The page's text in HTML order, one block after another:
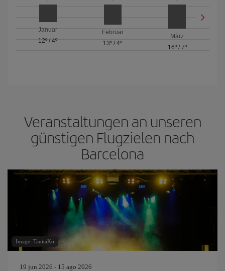
Januar
12º/4º
Februar
13º / 4º
März
16º/ 7º
Veranstaltungen an unseren
günstigen Flugzielen nach
Barcelona
Image: TanitaKo
19 jun 2026 - 15 ago 2026